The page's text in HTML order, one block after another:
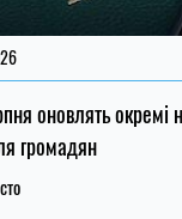
оновлять окремі
громадян